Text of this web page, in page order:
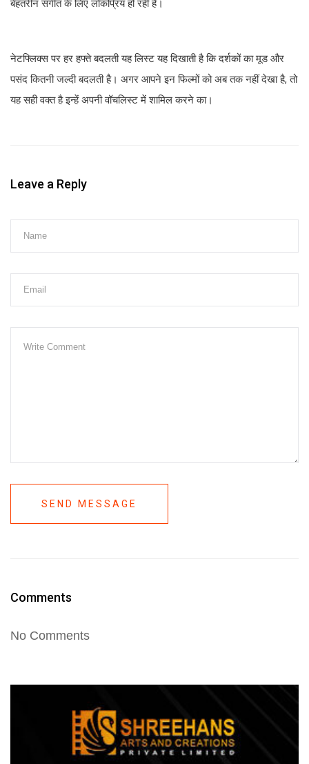
बेहतरीन संगीत के लिए लोकप्रिय हो रही है।
नेटफ्लिक्स पर हर हफ्ते बदलती यह लिस्ट यह दिखाती है कि दर्शकों का मूड और
पसंद कितनी जल्दी बदलती है। अगर आपने इन फिल्मों को अब तक नहीं देखा है, तो
यह सही वक्त है इन्हें अपनी वॉचलिस्ट में शामिल करने का।
Leave a Reply
SEND MESSAGE
Comments
No Comments